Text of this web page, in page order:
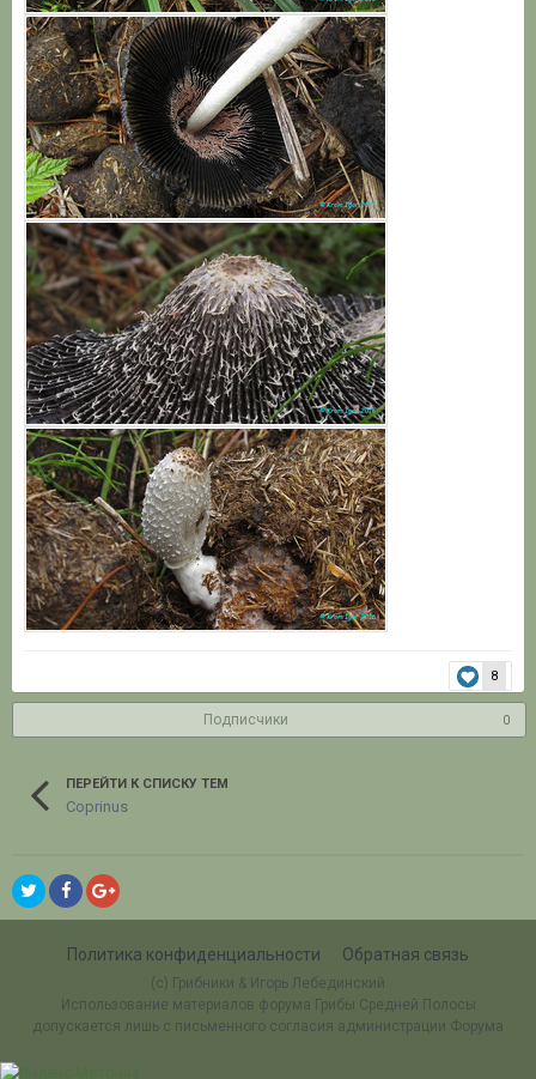
8
Подписчики 0
ПЕРЕЙТИ К СПИСКУ ТЕМ
Coprinus
Политика конфиденциальности Обратная связь
(c) Грибники & Игорь Лебединский
Использование материалов форума Грибы Средней Полосы
допускается лишь с письменного согласия администрации Форума